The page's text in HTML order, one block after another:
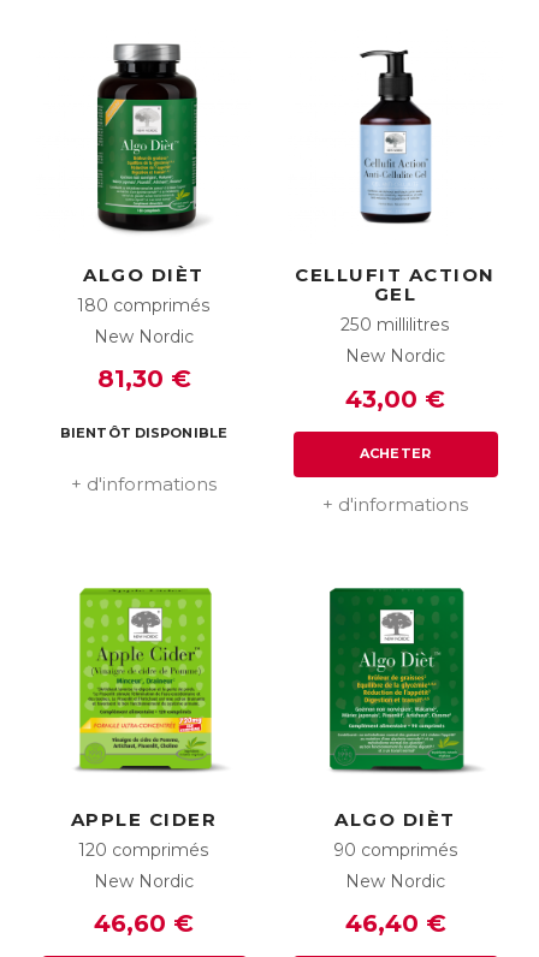
ALGO DIÈT
180 comprimés
New Nordic
81,30 €
BIENTÔT DISPONIBLE
+ d'informations
CELLUFIT ACTION
GEL
250 millilitres
New Nordic
43,00 €
ACHETER
+ d'informations
APPLE CIDER
120 comprimés
New Nordic
46,60 €
ALGO DIÈT
90 comprimés
New Nordic
46,40 €